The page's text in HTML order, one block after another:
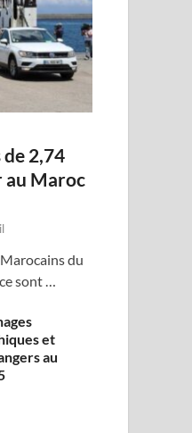
2,74
au Maroc
du
sont …
et
au